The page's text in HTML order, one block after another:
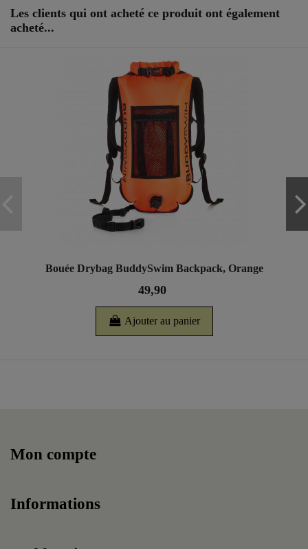
Les clients qui ont acheté ce produit ont également
acheté...
Bouée Drybag BuddySwim Backpack, Orange
49,90
Ajouter au panier
Mon compte
Informations